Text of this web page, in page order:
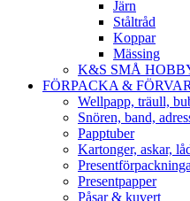
Järn
Ståltråd
Koppar
Mässing
K&S SMÅ
FÖRPACKA &
Wellpapp, träull,
Snören, band,
Papptuber
Kartonger, askar,
Presentpapper
Påsar & kuvert